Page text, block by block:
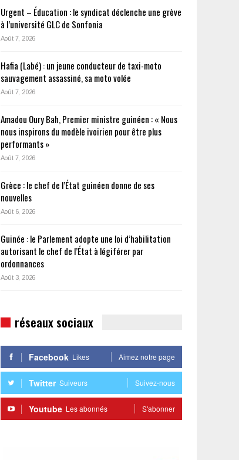
Urgent – Éducation : le syndicat déclenche une grève
à l’université GLC de Sonfonia
Août 7, 2026
Hafia (Labé) : un jeune conducteur de taxi-moto
sauvagement assassiné, sa moto volée
Août 7, 2026
Amadou Oury Bah, Premier ministre guinéen : « Nous
nous inspirons du modèle ivoirien pour être plus
performants »
Août 7, 2026
Grèce : le chef de l’État guinéen donne de ses
nouvelles
Août 6, 2026
Guinée : le Parlement adopte une loi d’habilitation
autorisant le chef de l’État à légiférer par
ordonnances
Août 3, 2026
réseaux sociaux
Facebook Likes Aimez notre page
Twitter Suiveurs Suivez-nous
Youtube Les abonnés S'abonner